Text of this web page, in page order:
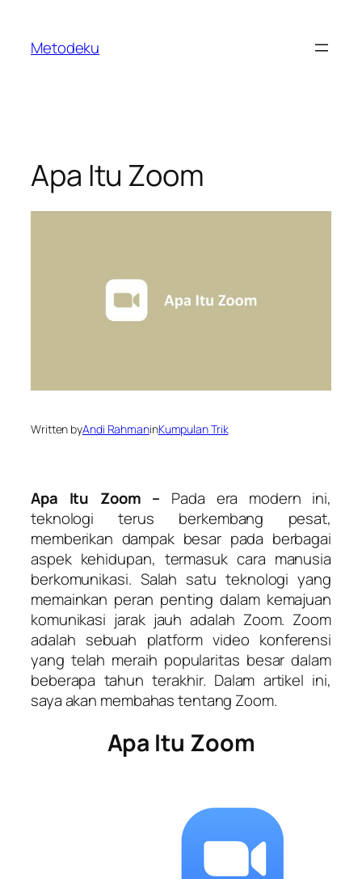
content
Metodeku
Apa Itu Zoom
Written byAndi RahmaninKumpulan Trik
Apa Itu Zoom – Pada era modern ini,
teknologi terus berkembang pesat,
memberikan dampak besar pada berbagai
aspek kehidupan, termasuk cara manusia
berkomunikasi. Salah satu teknologi yang
memainkan peran penting dalam kemajuan
komunikasi jarak jauh adalah Zoom. Zoom
adalah sebuah platform video konferensi
yang telah meraih popularitas besar dalam
beberapa tahun terakhir. Dalam artikel ini,
saya akan membahas tentang Zoom.
Apa Itu Zoom